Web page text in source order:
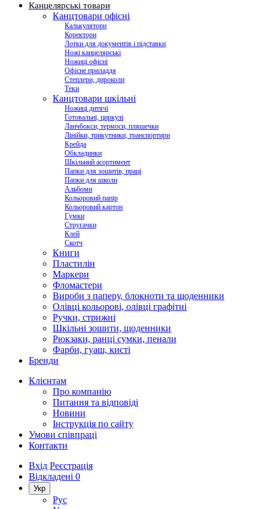
Канцелярські товари
Канцтовари офісні
Калькулятори
Коректори
Лотки для документів і підставки
Ножі канцелярські
Ножиці офісні
Офісне приладдя
Степлери, дироколи
Теки
Канцтовари шкільні
Ножиці дитячі
Готовальні, циркулі
Ланчбокси, термоси, пляшечки
Лінійки, трикутники, транспортири
Крейда
Обкладинки
Шкільний асортимент
Папки для зошитів, праці
Папки для школи
Альбоми
Кольоровий папір
Кольоровий картон
Гумки
Стругачки
Клей
Скотч
Книги
Пластилін
Маркери
Фломастери
Вироби з паперу, блокноти та щоденники
Олівці кольорові, олівці графітні
Ручки, стрижні
Шкільні зошити, щоденники
Рюкзаки, ранці сумки, пенали
Фарби, гуаш, кисті
Бренди
Клієнтам
Про компанію
Питання та відповіді
Новини
Інструкція по сайту
Умови співпраці
Контакти
Вхід Реєстрація
Відкладені 0
Укр
Рус